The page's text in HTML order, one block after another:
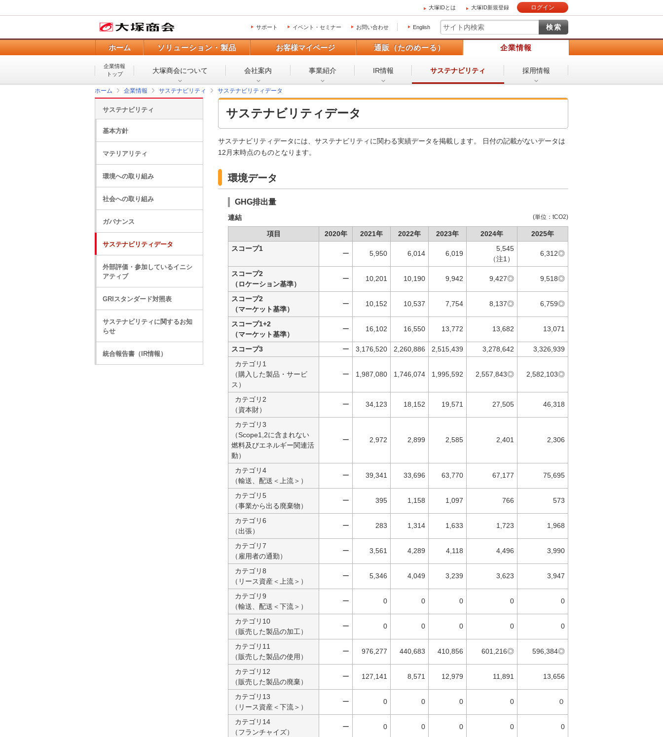
大塚IDとは 大塚ID新規登録 ログイン
サポート イベント・セミナー お問い合わせ English
ホーム ソリューション・製品 お客様マイページ 通販（たのめーる） 企業情報
企業情報
トップ
大塚商会について 会社案内 事業紹介 IR情報 サステナビリティ 採用情報
ホーム 企業情報 サステナビリティ サステナビリティデータ
サステナビリティデータ
サステナビリティデータには、サステナビリティに関わる実績データを掲載します。 日付の記載がないデータは
12月末時点のものとなります。
環境データ
GHG排出量
連結 (単位：tCO2)
項目 2020年 2021年 2022年 2023年 2024年
2025年
スコープ1
ー 5,950 6,014 6,019
5,545
（注1）
6,312◎
スコープ2
（ロケーション基準）
ー 10,201 10,190 9,942 9,427◎ 9,518◎
スコープ2
（マーケット基準）
ー 10,152 10,537 7,754 8,137◎ 6,759◎
スコープ1+2
（マーケット基準）
ー 16,102 16,550 13,772 13,682 13,071
スコープ3 ー 3,176,520 2,260,886 2,515,439 3,278,642
3,326,939
カテゴリ1
（購入した製品・サービ
ス）
ー 1,987,080 1,746,074 1,995,592 2,557,843◎ 2,582,103◎
カテゴリ2
（資本財）
ー 34,123 18,152 19,571 27,505 46,318
カテゴリ3
（Scope1,2に含まれない
燃料及びエネルギー関連活
動）
ー 2,972 2,899 2,585 2,401 2,306
カテゴリ4
（輸送、配送＜上流＞）
ー 39,341 33,696 63,770 67,177 75,695
カテゴリ5
（事業から出る廃棄物）
ー 395 1,158 1,097 766 573
カテゴリ6
（出張）
ー 283 1,314 1,633 1,723 1,968
カテゴリ7
（雇用者の通勤）
ー 3,561 4,289 4,118 4,496 3,990
カテゴリ8
（リース資産＜上流＞）
ー 5,346 4,049 3,239 3,623 3,947
カテゴリ9
（輸送、配送＜下流＞）
ー 0 0 0 0 0
カテゴリ10
（販売した製品の加工）
ー 0 0 0 0 0
カテゴリ11
（販売した製品の使用）
ー 976,277 440,683 410,856 601,216◎ 596,384◎
カテゴリ12
（販売した製品の廃棄）
ー 127,141 8,571 12,979 11,891 13,656
カテゴリ13
（リース資産＜下流＞）
ー 0 0 0 0 ０
カテゴリ14
（フランチャイズ）
ー 0 0 0 0 0
サステナビリティ
基本方針
マテリアリティ
環境への取り組み
社会への取り組み
ガバナンス
サステナビリティデータ
外部評価・参加しているイニシ
アティブ
GRIスタンダード対照表
サステナビリティに関するお知
らせ
統合報告書（IR情報）